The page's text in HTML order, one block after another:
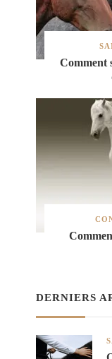
Comment
DERNIERS